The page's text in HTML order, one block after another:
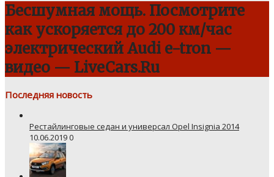
Бесшумная мощь. Посмотрите
как ускоряется до 200 км/час
электрический Audi e-tron —
видео — LiveCars.Ru
Последняя новость
Рестайлинговые седан и универсал Opel Insignia 2014
10.06.20190